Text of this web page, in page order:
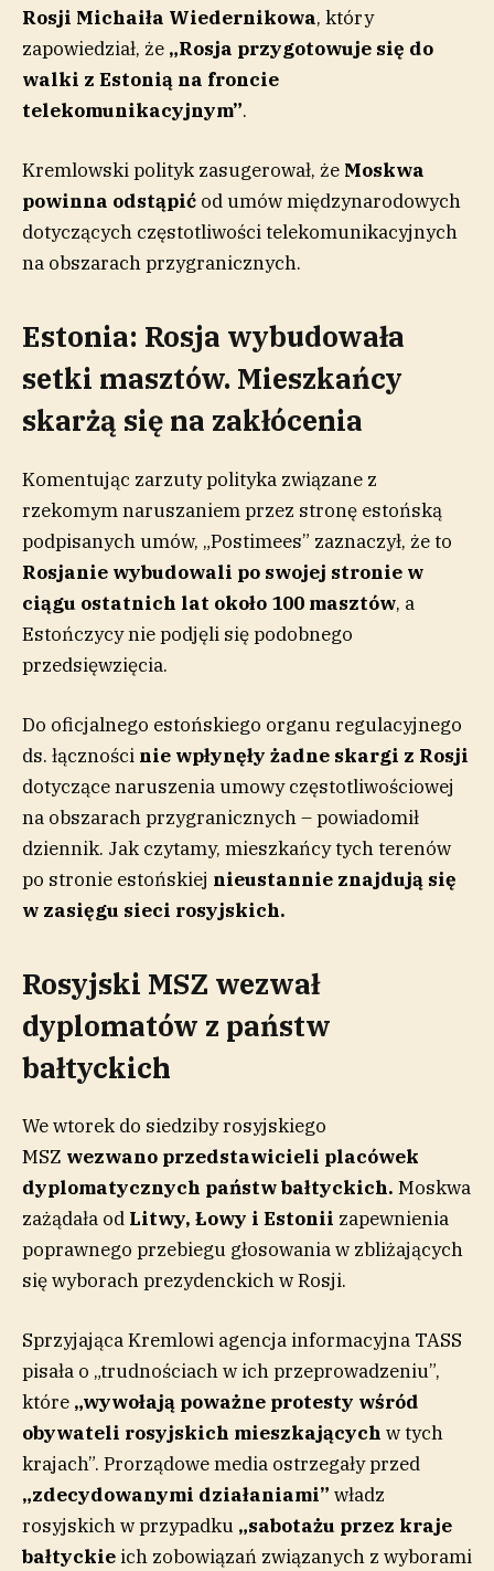
Rosji Michaiła Wiedernikowa, który
zapowiedział, że „Rosja przygotowuje się do
walki z Estonią na froncie
telekomunikacyjnym”.
Kremlowski polityk zasugerował, że Moskwa
powinna odstąpić od umów międzynarodowych
dotyczących częstotliwości telekomunikacyjnych
na obszarach przygranicznych.
Estonia: Rosja wybudowała
setki masztów. Mieszkańcy
skarżą się na zakłócenia
Komentując zarzuty polityka związane z
rzekomym naruszaniem przez stronę estońską
podpisanych umów, „Postimees” zaznaczył, że to
Rosjanie wybudowali po swojej stronie w
ciągu ostatnich lat około 100 masztów, a
Estończycy nie podjęli się podobnego
przedsięwzięcia.
Do oficjalnego estońskiego organu regulacyjnego
ds. łączności nie wpłynęły żadne skargi z Rosji
dotyczące naruszenia umowy częstotliwościowej
na obszarach przygranicznych – powiadomił
dziennik. Jak czytamy, mieszkańcy tych terenów
po stronie estońskiej nieustannie znajdują się
w zasięgu sieci rosyjskich.
Rosyjski MSZ wezwał
dyplomatów z państw
bałtyckich
We wtorek do siedziby rosyjskiego
MSZ wezwano przedstawicieli placówek
dyplomatycznych państw bałtyckich. Moskwa
zażądała od Litwy, Łowy i Estonii zapewnienia
poprawnego przebiegu głosowania w zbliżających
się wyborach prezydenckich w Rosji.
Sprzyjająca Kremlowi agencja informacyjna TASS
pisała o „trudnościach w ich przeprowadzeniu”,
które „wywołają poważne protesty wśród
obywateli rosyjskich mieszkających w tych
krajach”. Prorządowe media ostrzegały przed
„zdecydowanymi działaniami” władz
rosyjskich w przypadku „sabotażu przez kraje
bałtyckie ich zobowiązań związanych z wyborami